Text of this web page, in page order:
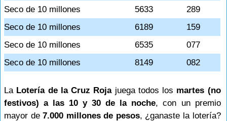
Seco de 10 millones
5633
289
Seco de 10 millones
6189
159
Seco de 10 millones
6535
077
Seco de 10 millones
8149 082
La Lotería de la Cruz Rojajuega todos los martes (no
festivos) a las 10 y 30 de la noche, con un premio
mayor de7.000 millones de pesos, ¿ganaste la lotería?